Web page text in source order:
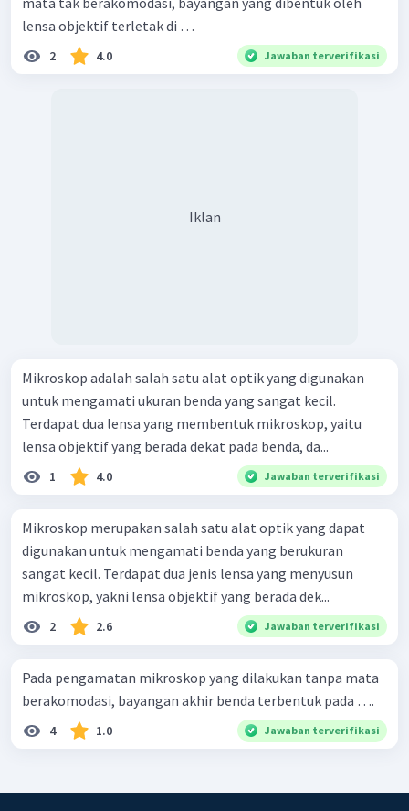
lensa objektif terletak di …
2 4.0 Jawaban terverifikasi
Iklan
Mikroskop adalah salah satu alat optik yang digunakan
untuk mengamati ukuran benda yang sangat kecil.
Terdapat dua lensa yang membentuk mikroskop, yaitu
lensa objektif yang berada dekat pada benda, da...
1 4.0 Jawaban terverifikasi
Mikroskop merupakan salah satu alat optik yang dapat
digunakan untuk mengamati benda yang berukuran
sangat kecil. Terdapat dua jenis lensa yang menyusun
mikroskop, yakni lensa objektif yang berada dek...
2 2.6 Jawaban terverifikasi
Pada pengamatan mikroskop yang dilakukan tanpa mata
berakomodasi, bayangan akhir benda terbentuk pada ….
4 1.0 Jawaban terverifikasi